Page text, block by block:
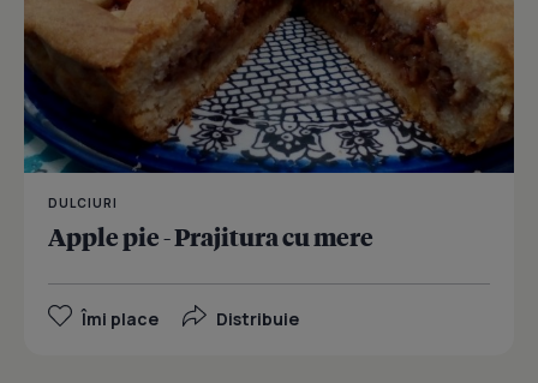
DULCIURI
Apple pie - Prajitura cu mere
Îmi place Distribuie